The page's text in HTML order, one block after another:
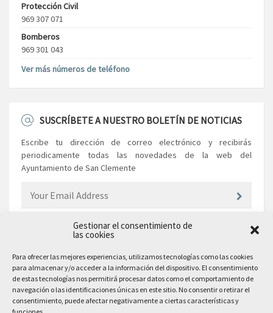
Gestionar el consentimiento de
las cookies
Para ofrecer las mejores experiencias, utilizamos tecnologías como las cookies
para almacenar y/o acceder a la información del dispositivo. El consentimiento
de estas tecnologías nos permitirá procesar datos como el comportamiento de
navegación o las identificaciones únicas en este sitio. No consentir o retirar el
consentimiento, puede afectar negativamente a ciertas características y
Protección Civil
969 307 071
Bomberos
969 301 043
Ver más números de teléfono
SUSCRÍBETE A NUESTRO BOLETÍN DE NOTICIAS
Escribe tu dirección de correo electrónico y recibirás
periodicamente todas las novedades de la web del
Ayuntamiento de San Clemente
EL AYUNTAMIENTO
Plaza Mayor, 10
San Clemente, 16600, Cuenca
Teléfono: 969 300 003